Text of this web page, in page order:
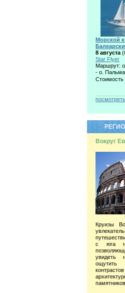
Морской
8 августа
Star Flyer
Маршрут:
- о.
Стоимость
Вокруг
Круизы
с юга
увидеть
ощутить